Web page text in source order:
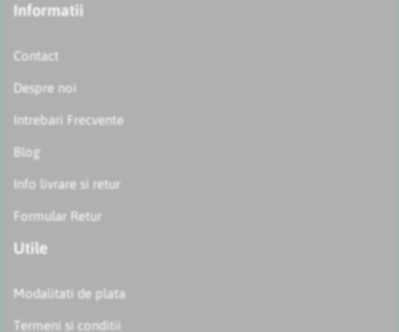
Informatii
Contact
Despre noi
Intrebari Frecvente
Blog
Info livrare si retur
Formular Retur
Utile
Modalitati de plata
Termeni si conditii